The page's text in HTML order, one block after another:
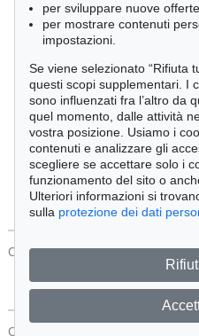
Ordine:
Tutti gli oggetti
Solo offerte attuali
Solo oggetti venduti
Cerca
CONTATTI Protezione Dei Dati
CONTATTI
per sviluppare nuove
per mostrare contenuti
impostazioni.
Se viene selezionato “Rifiuta
questi scopi supplementari. I
sono influenzati fra l’altro da
quel momento, dalle attività
vostra posizione. Usiamo i
contenuti e analizzare gli
scegliere se accettare solo i
funzionamento del sito o
Ulteriori informazioni si
sulla protezione dei dati